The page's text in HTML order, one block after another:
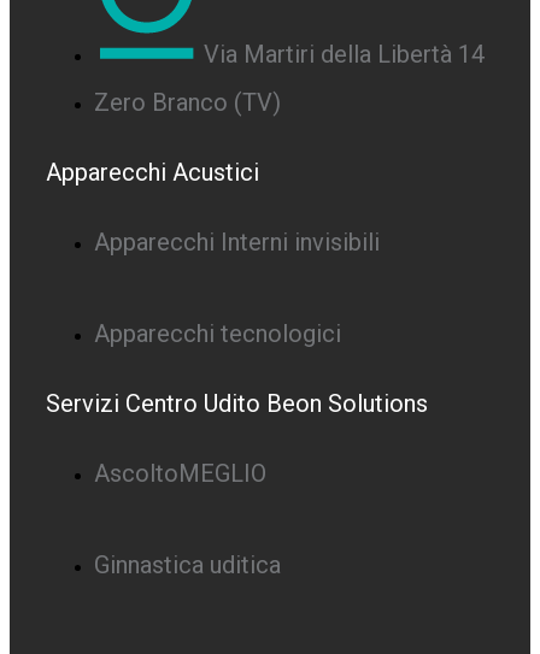
Via Martiri della Libertà 14
Zero Branco (TV)
Apparecchi Acustici
Apparecchi Interni invisibili
Apparecchi tecnologici
Servizi Centro Udito Beon Solutions
AscoltoMEGLIO
Ginnastica uditica